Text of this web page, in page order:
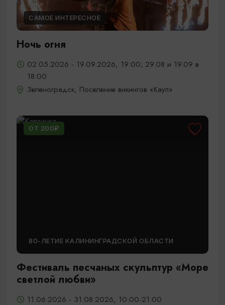
САМОЕ ИНТЕРЕСНОЕ
Ночь огня
02.05.2026 - 19.09.2026, 19:00; 29.08 и 19.09 в
18:00
Зеленоградск, Поселение викингов «Кауп»
ОТ 200₽
80-ЛЕТИЕ КАЛИНИНГРАДСКОЙ ОБЛАСТИ
Фестиваль песчаных скульптур «Море
светлой любви»
11.06.2026 - 31.08.2026, 10:00-21:00